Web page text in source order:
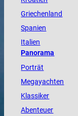
Griechenland
Spanien
Italien
Panorama
Porträt
Megayachten
Klassiker
Abenteuer